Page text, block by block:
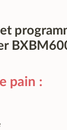
pain :